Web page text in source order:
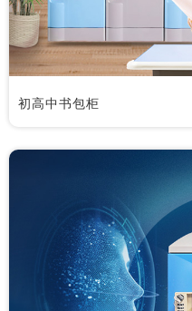
初高中书包柜